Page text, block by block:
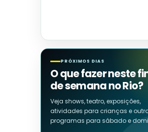
PRÓXIMOS DIAS
O que fazer neste
de semana no Rio?
Veja shows, teatro, exposições,
atividades para crianças e
programas para sábado e